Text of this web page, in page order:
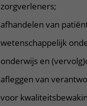
zorgverleners;
afhandelen van
wetenschappelijk
onderwijs en
afleggen van
voor